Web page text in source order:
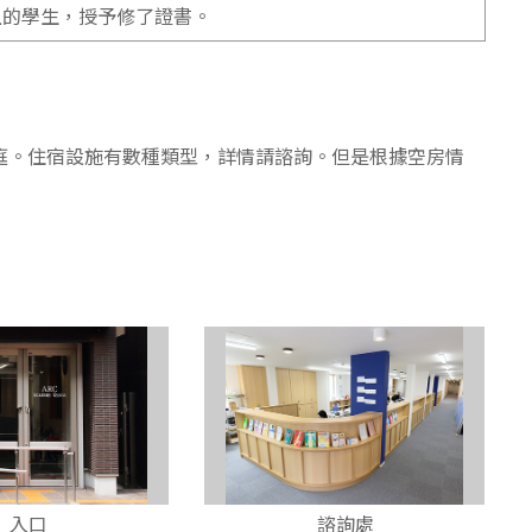
學生，授予修了證書。
住宿設施有數種類型，詳情請諮詢。但是根據空房情
入口 諮詢處